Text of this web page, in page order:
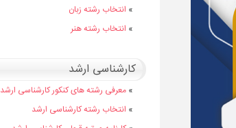
» انتخاب رشته زبان
» انتخاب رشته هنر
کارشناسی ارشد
» معرفی رشته های کنکور کارشناسی ارشد
» انتخاب رشته کارشناسی ارشد